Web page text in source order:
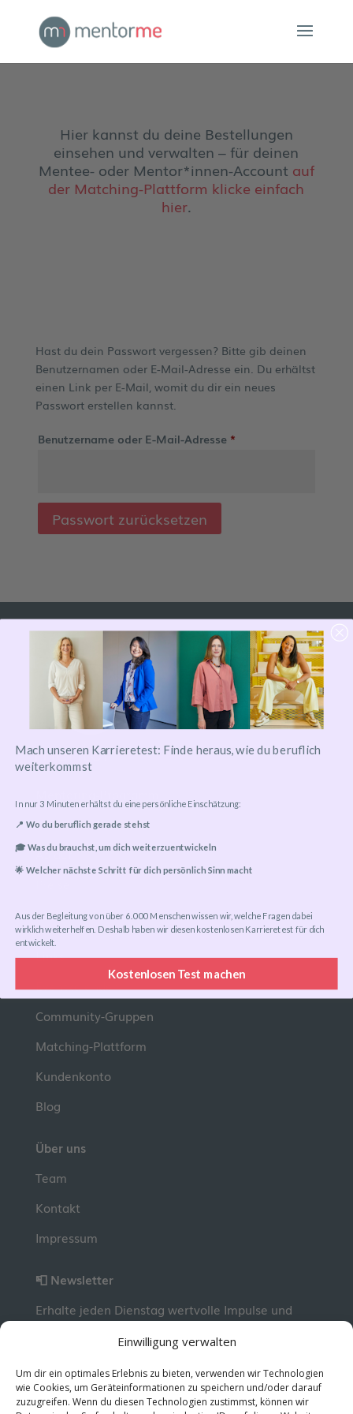
Einwilligung verwalten
Um dir ein optimales Erlebnis zu bieten, verwenden wir Technologien
wie Cookies, um Geräteinformationen zu speichern und/oder darauf
zuzugreifen. Wenn du diesen Technologien zustimmst, können wir
Hier kannst du deine Bestellungen
einsehen und verwalten – für deinen
Mentee- oder Mentor*innen-Account auf
der Matching-Plattform klicke einfach
hier.
Hast du dein Passwort vergessen? Bitte gib deinen
Benutzernamen oder E-Mail-Adresse ein. Du erhältst
einen Link per E-Mail, womit du dir ein neues
Passwort erstellen kannst.
Benutzername oder E-Mail-Adresse *Erforderlich
Passwort zurücksetzen
Mentor*in finden
Ablauf
FAQ
Links
Eventkalender
Community-Gruppen
Matching-Plattform
Kundenkonto
Blog
Über uns
Team
Kontakt
Impressum
📮 Newsletter
Erhalte jeden Dienstag wertvolle Impulse und
kostenlos abonnieren!
Mach unseren Karrieretest: Finde heraus, wie du beruflich
weiterkommst
In nur 3 Minuten erhältst du eine persönliche Einschätzung:
📍 Wo du beruflich gerade stehst
🎓 Was du brauchst, um dich weiterzuentwickeln
🌟 Welcher nächste Schritt für dich persönlich Sinn macht
Aus der Begleitung von über 6.000 Menschen wissen wir, welche Fragen dabei
wirklich weiterhelfen. Deshalb haben wir diesen kostenlosen Karrieretest für dich
entwickelt.
Kostenlosen Test machen